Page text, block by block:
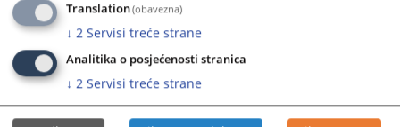
Translation(obavezna)
↓ 2 Servisi treće strane
Analitika o posjećenosti stranica
↓ 2 Servisi treće strane